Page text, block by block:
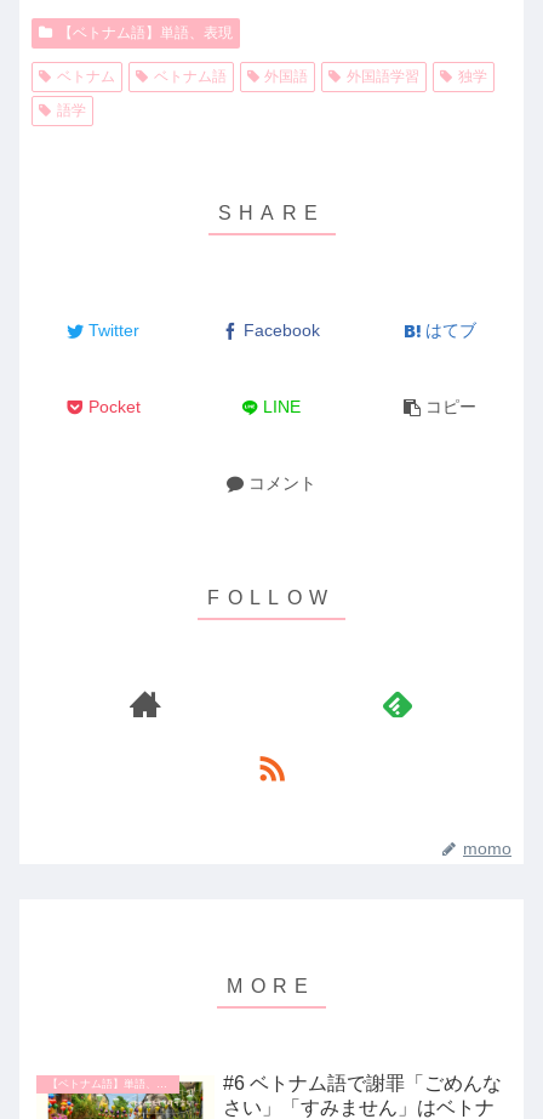
【ベトナム語】単語、表現
ベトナム ベトナム語 外国語 外国語学習
独学
語学
Twitter Facebook はてブ
Pocket LINE コピー
コメント
momo
#6 ベトナム語で謝罪「ごめんな
さい」「すみません」はベトナ